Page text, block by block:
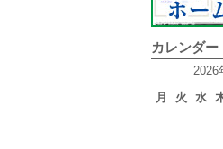
カレンダー
2026
月
火 水